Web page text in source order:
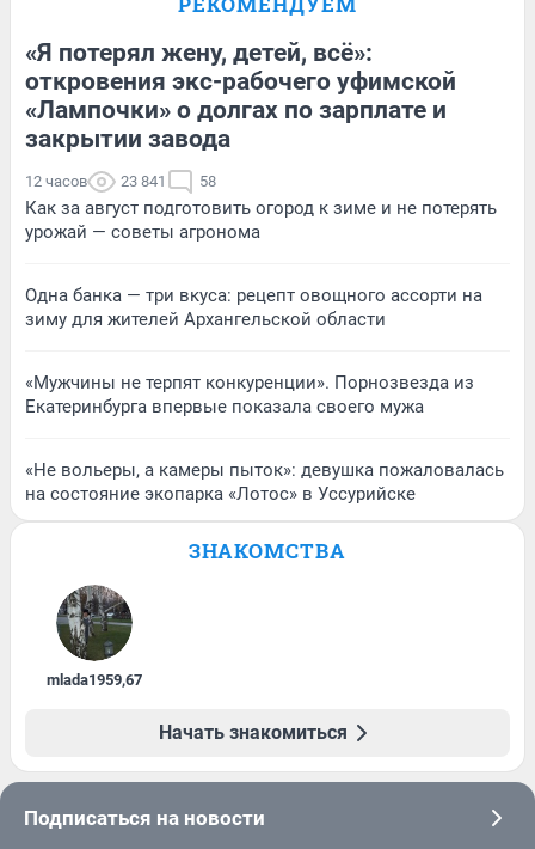
«Я потерял жену, детей, всё»:
откровения экс-рабочего уфимской
«Лампочки» о долгах по зарплате и
закрытии завода
12 часов 23 841 58
Как за август подготовить огород к зиме и не потерять
урожай — советы агронома
Одна банка — три вкуса: рецепт овощного ассорти на
зиму для жителей Архангельской области
«Мужчины не терпят конкуренции». Порнозвезда из
Екатеринбурга впервые показала своего мужа
«Не вольеры, а камеры пыток»: девушка пожаловалась
на состояние экопарка «Лотос» в Уссурийске
ЗНАКОМСТВА
mlada1959,67
Начать знакомиться
Подписаться на новости